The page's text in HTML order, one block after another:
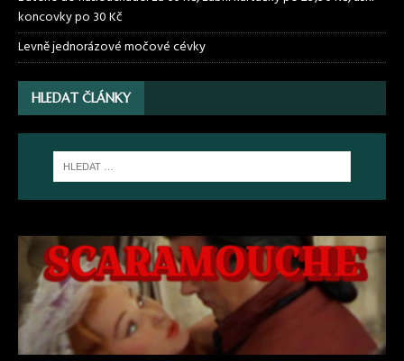
koncovky po 30 Kč
Levně jednorázové močové cévky
HLEDAT ČLÁNKY